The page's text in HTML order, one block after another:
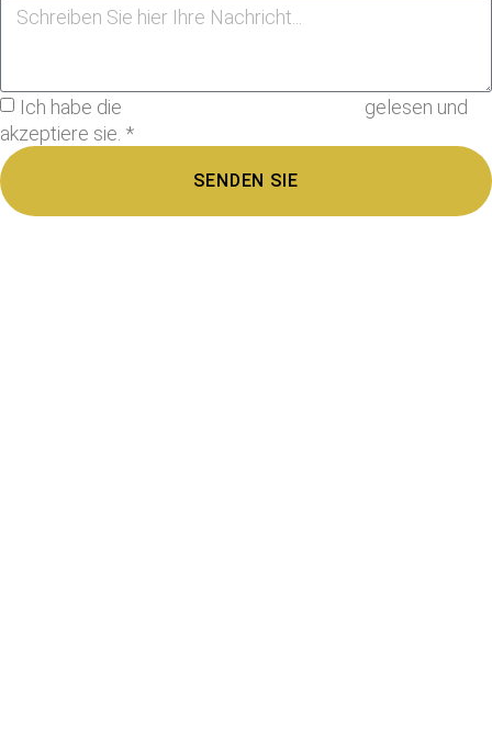
Ich habe die
gelesen und
akzeptiere sie. *
SENDEN SIE